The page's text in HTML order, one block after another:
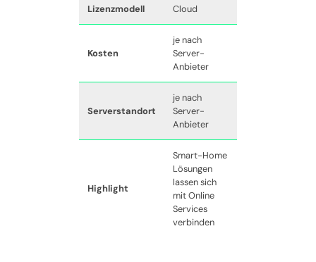
Lizenzmodell Cloud
Kosten
je nach
Server-
Anbieter
Serverstandort
je nach
Server-
Anbieter
Highlight
Smart-Home
Lösungen
lassen sich
mit Online
Services
verbinden